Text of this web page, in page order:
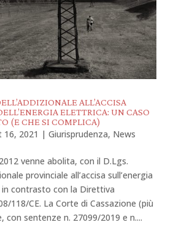
ALL’ACCISA
ELETTRICA: UN CASO
(E CHE SI COMPLICA)
16, 2021 | Giurisprudenza, News
venne abolita, con il D.Lgs.
provinciale all’accisa sull’energia
contrasto con la Direttiva
118/CE. La Corte di Cassazione (più
con sentenze n. 27099/2019 e n....